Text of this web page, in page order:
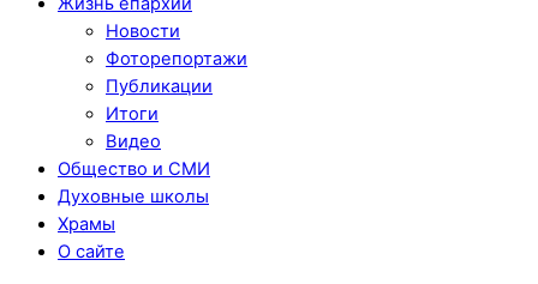
Новости
Фоторепортажи
Публикации
Итоги
Видео
Общество и СМИ
Духовные школы
Храмы
О сайте